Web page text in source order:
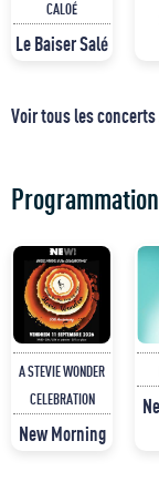
CALOÉ
Le Baiser Salé
Voir tous les concerts
A STEVIE WONDER
CELEBRATION
New Morning